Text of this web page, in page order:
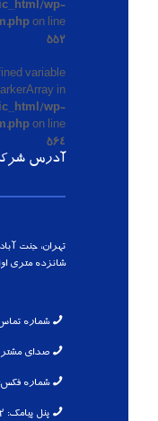
wp-
on line
552
variable
in
wp-
on line
564
آدرس
تهران، جنت
شانزده متری
شماره
صدای
شماره فکس:
پنل پیامک: